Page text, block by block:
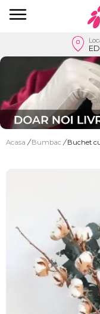
Acasa / Bumbac / Buchet